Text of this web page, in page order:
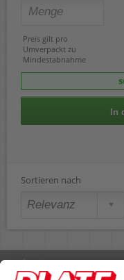
Preis gilt pro
Umverpackt zu
Mindestabnahme
In
Sortieren nach
Rufen Sie uns an 04298 401-